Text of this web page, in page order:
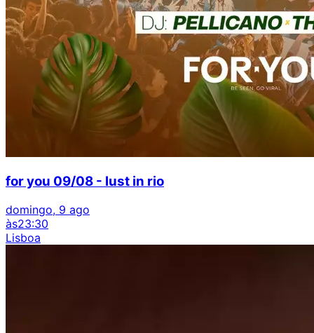
for you 09/08 - lust in rio
domingo, 9 ago
às23:30
Lisboa